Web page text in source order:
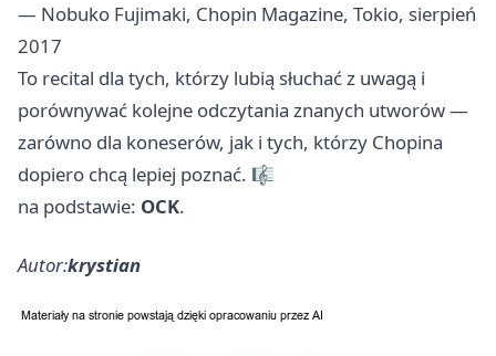
— Nobuko Fujimaki, Chopin Magazine, Tokio, sierpień
2017
To recital dla tych, którzy lubią słuchać z uwagą i
porównywać kolejne odczytania znanych utworów —
zarówno dla koneserów, jak i tych, którzy Chopina
dopiero chcą lepiej poznać. 🎼
na podstawie: OCK.
Autor:krystian